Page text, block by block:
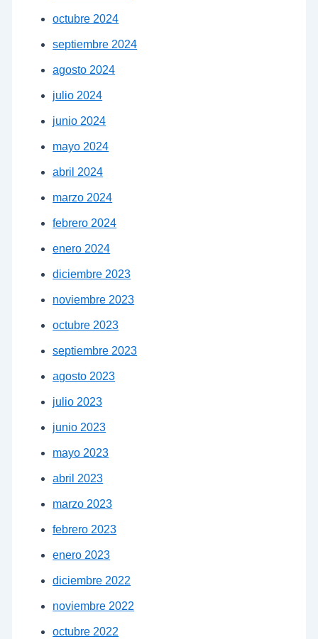
octubre 2024
septiembre 2024
agosto 2024
julio 2024
junio 2024
mayo 2024
abril 2024
marzo 2024
febrero 2024
enero 2024
diciembre 2023
noviembre 2023
octubre 2023
septiembre 2023
agosto 2023
julio 2023
junio 2023
mayo 2023
abril 2023
marzo 2023
febrero 2023
enero 2023
diciembre 2022
noviembre 2022
octubre 2022